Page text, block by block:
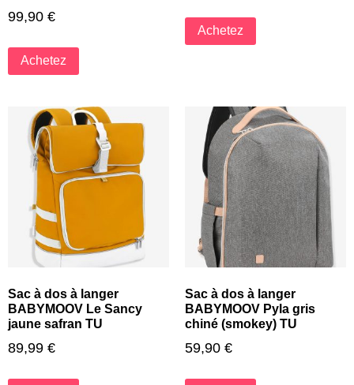
99,90 €
Achetez
Achetez
Sac à dos à langer
BABYMOOV Le Sancy
jaune safran TU
89,99 €
Sac à dos à langer
BABYMOOV Pyla gris
chiné (smokey) TU
59,90 €